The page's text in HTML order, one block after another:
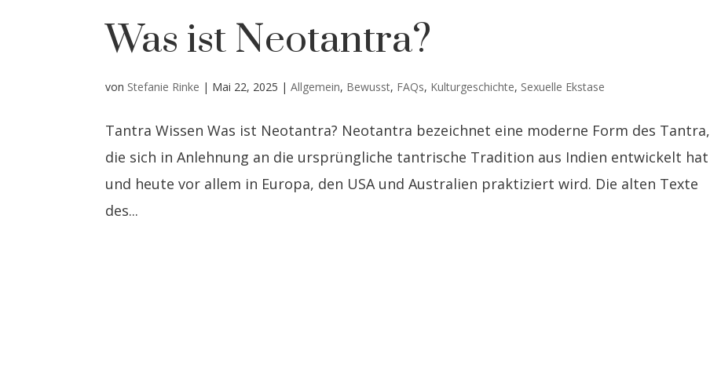
Was ist Neotantra?
von Stefanie Rinke | Mai 22, 2025 |Allgemein, Bewusst, FAQs, Kulturgeschichte, Sexuelle Ekstase
Tantra Wissen Was ist Neotantra? Neotantra bezeichnet eine moderne Form des Tantra,
die sich in Anlehnung an die ursprüngliche tantrische Tradition aus Indien entwickelt hat
und heute vor allem in Europa, den USA und Australien praktiziert wird. Die alten Texte
des...